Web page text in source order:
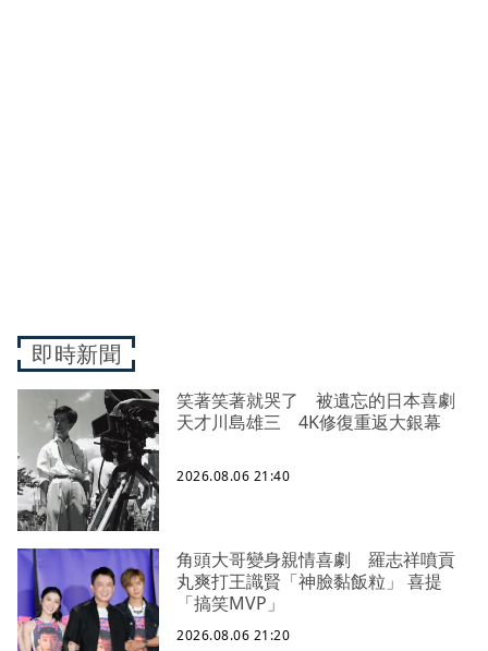
即時新聞
笑著笑著就哭了 被遺忘的日本喜劇
天才川島雄三 4K修復重返大銀幕
2026.08.06 21:40
角頭大哥變身親情喜劇 羅志祥噴貢
丸爽打王識賢「神臉黏飯粒」 喜提
「搞笑MVP」
2026.08.06 21:20